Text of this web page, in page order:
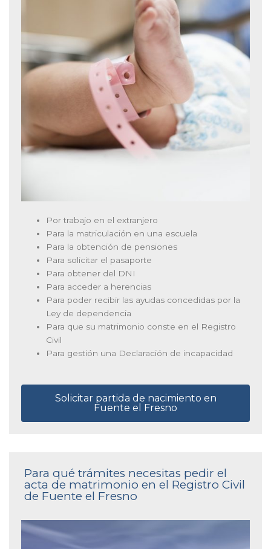
Por trabajo en el extranjero
Para la matriculación en una escuela
Para la obtención de pensiones
Para solicitar el pasaporte
Para obtener del DNI
Para acceder a herencias
Para poder recibir las ayudas concedidas por la
Ley de dependencia
Para que su matrimonio conste en el Registro
Civil
Para gestión una Declaración de incapacidad
Solicitar partida de nacimiento en
Fuente el Fresno
Para qué trámites necesitas pedir el
acta de matrimonio en el Registro Civil
de Fuente el Fresno